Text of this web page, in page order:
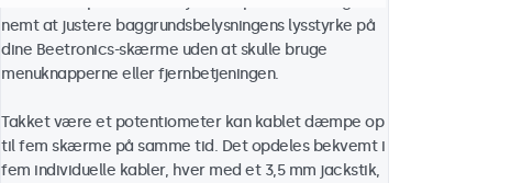
nemt at justere baggrundsbelysningens lysstyrke på
dine Beetronics-skærme uden at skulle bruge
menuknapperne eller fjernbetjeningen.
Takket være et potentiometer kan kablet dæmpe op
til fem skærme på samme tid. Det opdeles bekvemt i
fem individuelle kabler, hver med et 3,5 mm jackstik,